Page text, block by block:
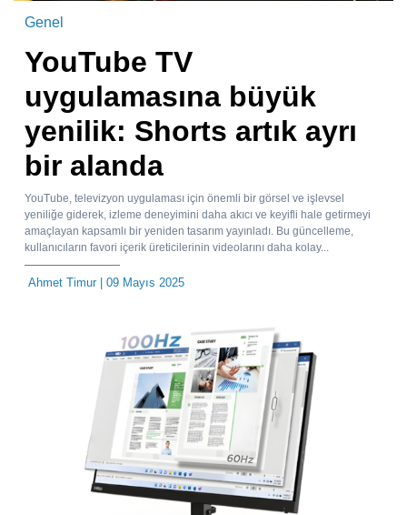
Genel
YouTube TV
uygulamasına büyük
yenilik: Shorts artık ayrı
bir alanda
YouTube, televizyon uygulaması için önemli bir görsel ve işlevsel
yeniliğe giderek, izleme deneyimini daha akıcı ve keyifli hale getirmeyi
amaçlayan kapsamlı bir yeniden tasarım yayınladı. Bu güncelleme,
kullanıcıların favori içerik üreticilerinin videolarını daha kolay...
Ahmet Timur| 09 Mayıs 2025